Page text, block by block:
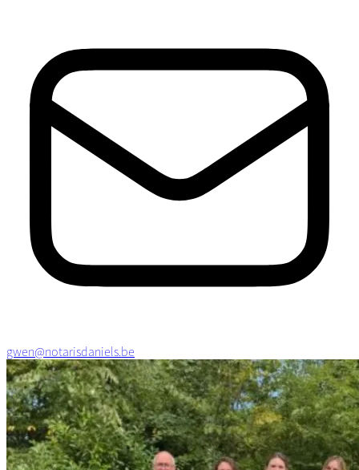
gwen@notarisdaniels.be